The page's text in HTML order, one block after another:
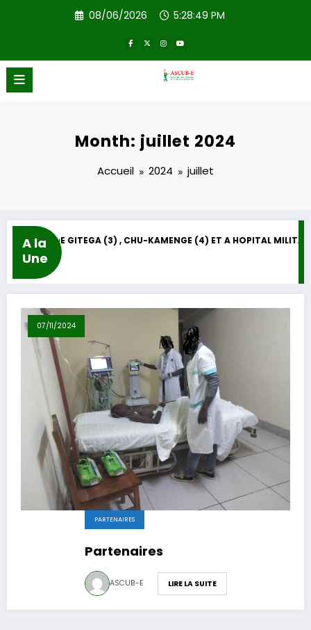
08/06/2026 5:28:49 PM
Month: juillet 2024
Accueil 2024 juillet
A la
Une
DON DE L’ASCUB-E DES MACHINES DE DIALYSE A : HOPITAL REGIONAL DE GITEGA (3) , CHU-KAMENGE (4) ET A
07/11/2024
PARTENAIRES
Partenaires
ASCUB-E LIRE LA SUITE